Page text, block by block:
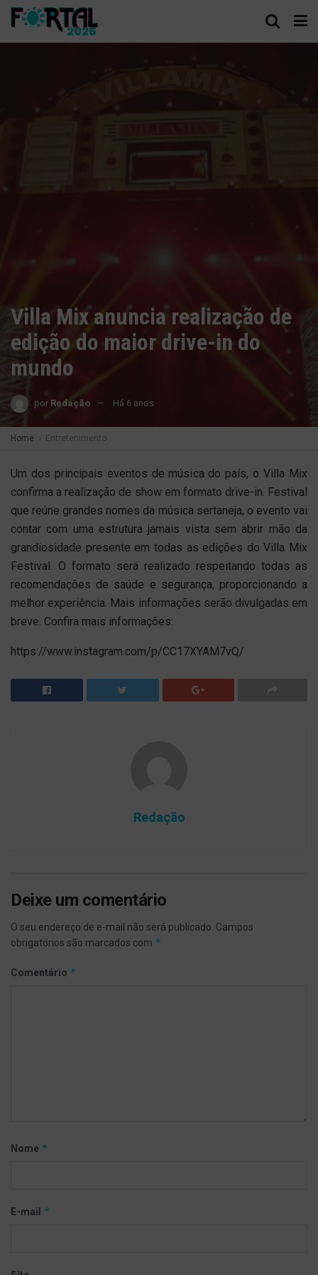
Villa Mix anuncia realização de
edição do maior drive-in do
mundo
por Redação Há 6 anos
Home Entretenimento
Um dos principais eventos de música do país, o Villa Mix
confirma a realização de show em formato drive-in. Festival
que reúne grandes nomes da música sertaneja, o evento vai
contar com uma estrutura jamais vista sem abrir mão da
grandiosidade presente em todas as edições do Villa Mix
Festival. O formato será realizado respeitando todas as
recomendações de saúde e segurança, proporcionando a
melhor experiência. Mais informações serão divulgadas em
breve. Confira mais informações:
https://www.instagram.com/p/CC17XYAM7vQ/
Redação
Deixe um comentário
O seu endereço de e-mail não será publicado. Campos
obrigatórios são marcados com *
Comentário *
Nome *
E-mail *